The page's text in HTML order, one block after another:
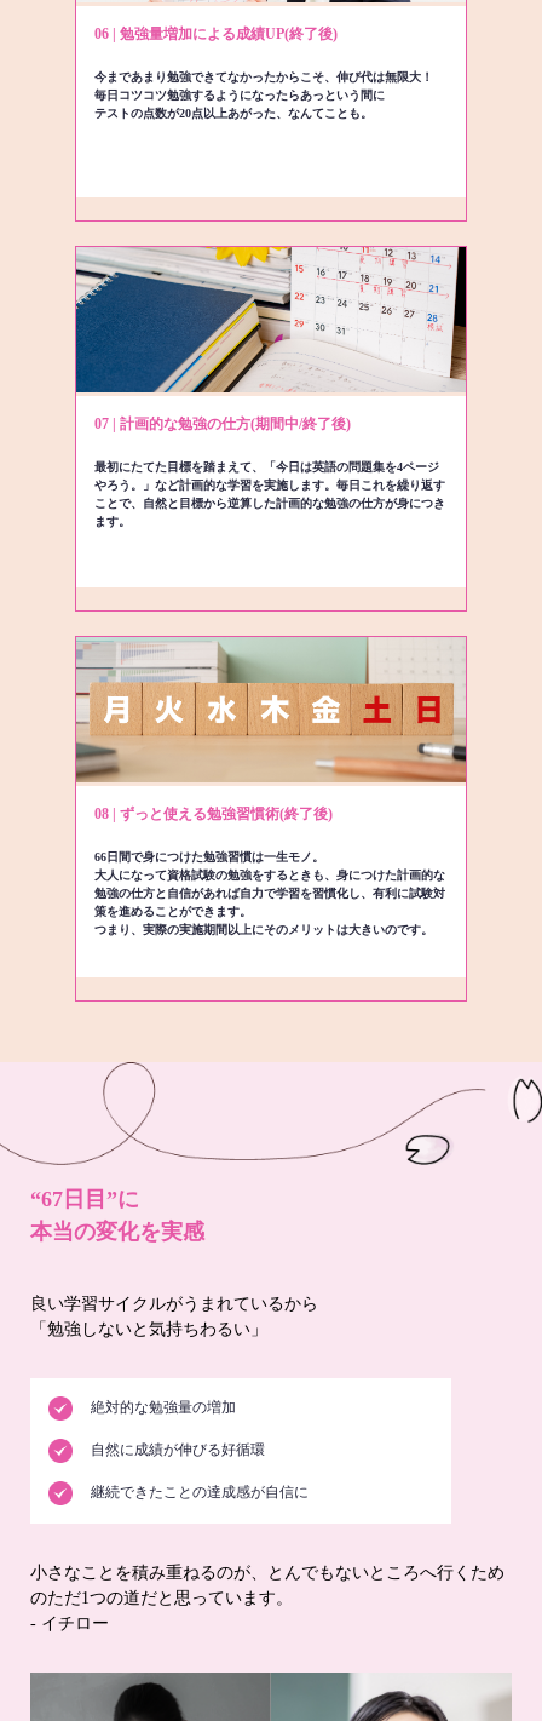
06 | 勉強量増加による成績UP(終了後)
今まであまり勉強できてなかったからこそ、伸び代は無限大！
毎日コツコツ勉強するようになったらあっという間に
テストの点数が20点以上あがった、なんてことも。
07 | 計画的な勉強の仕方(期間中/終了後)
最初にたてた目標を踏まえて、「今日は英語の問題集を4ページ
やろう。」など計画的な学習を実施します。毎日これを繰り返す
ことで、自然と目標から逆算した計画的な勉強の仕方が身につき
ます。
08 | ずっと使える勉強習慣術(終了後)
66日間で身につけた勉強習慣は一生モノ。
大人になって資格試験の勉強をするときも、身につけた計画的な
勉強の仕方と自信があれば自力で学習を習慣化し、有利に試験対
策を進めることができます。
つまり、実際の実施期間以上にそのメリットは大きいのです。
“67日目”に
本当の変化を実感
良い学習サイクルがうまれているから
「勉強しないと気持ちわるい」
絶対的な勉強量の増加
自然に成績が伸びる好循環
継続できたことの達成感が自信に
小さなことを積み重ねるのが、とんでもないところへ行くため
のただ1つの道だと思っています。
- イチロー